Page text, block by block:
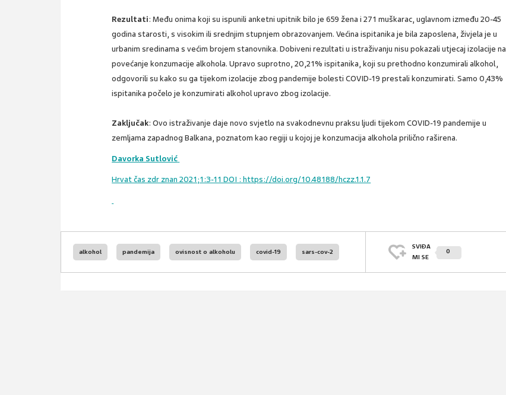
Rezultati: Među onima koji su ispunili anketni upitnik bilo je 659 žena i 271 muškarac, uglavnom između 20-45
godina starosti, s visokim ili srednjim stupnjem obrazovanjem. Većina ispitanika je bila zaposlena, živjela je u
urbanim sredinama s većim brojem stanovnika. Dobiveni rezultati u istraživanju nisu pokazali utjecaj izolacije na
povećanje konzumacije alkohola. Upravo suprotno, 20,21% ispitanika, koji su prethodno konzumirali alkohol,
odgovorili su kako su ga tijekom izolacije zbog pandemije bolesti COVID-19 prestali konzumirati. Samo 0,43%
ispitanika počelo je konzumirati alkohol upravo zbog izolacije.
Zaključak: Ovo istraživanje daje novo svjetlo na svakodnevnu praksu ljudi tijekom COVID-19 pandemije u
zemljama zapadnog Balkana, poznatom kao regiji u kojoj je konzumacija alkohola prilično raširena.
Davorka Sutlović
Hrvat čas zdr znan 2021;1:3-11 DOI : https://doi.org/10.48188/hczz.1.1.7
alkohol pandemija ovisnost o alkoholu covid-19 sars-cov-2
SVIĐA
MI SE
0